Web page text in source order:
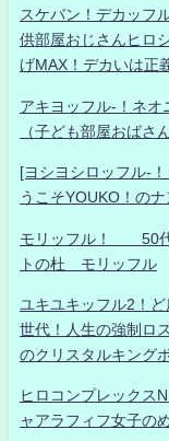
スケバン！デカッフ
供部屋おじさんヒロ
げMAX！デカいは正
アキヨッフル-！ネオ
（子ども部屋おばさ
[ヨシヨシロッフル-
うこそYOUKO！の
モリッフル！ 50代
トの杜 モリッフル
ユキユキッフル2！
世代！人生の強制ロ
のクリスタルキング
ヒロコンプレックス
ャアラフィフ女子の